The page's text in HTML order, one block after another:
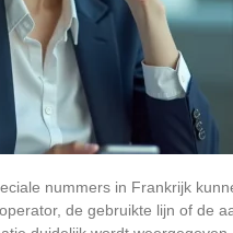
nummers in Frankrijk
de gebruikte lijn of de